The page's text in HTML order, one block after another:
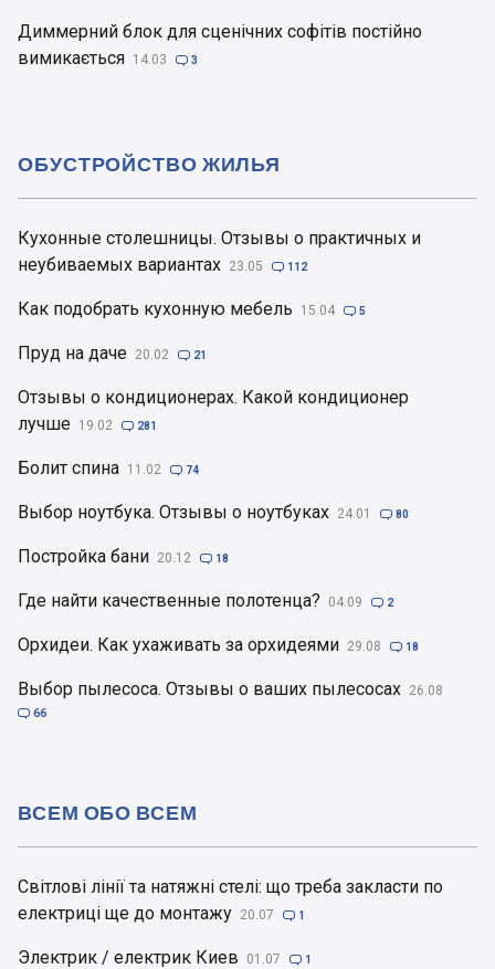
Диммерний блок для сценічних софітів постійно
вимикається 14.03  3
Кухонные столешницы. Отзывы о практичных и
неубиваемых вариантах 23.05  112
Как подобрать кухонную мебель 15.04  5
Пруд на даче 20.02  21
Отзывы о кондиционерах. Какой кондиционер
лучше 19.02  281
Болит спина 11.02  74
Выбор ноутбука. Отзывы о ноутбуках 24.01  80
Постройка бани 20.12  18
Где найти качественные полотенца? 04.09  2
Орхидеи. Как ухаживать за орхидеями 29.08  18
Выбор пылесоса. Отзывы о ваших пылесосах 26.08
 66
ОБУСТРОЙСТВО ЖИЛЬЯ
Світлові лінії та натяжні стелі: що треба закласти по
електриці ще до монтажу 20.07  1
Электрик / електрик Киев 01.07  1
ВСЕМ ОБО ВСЕМ